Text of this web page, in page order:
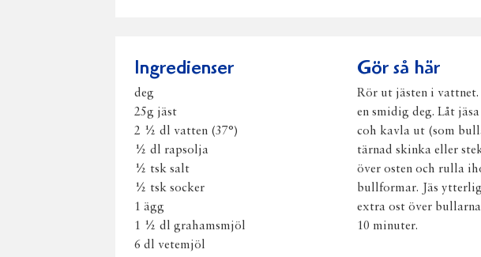
Ingredienser
deg
25g jäst
2 ½ dl vatten (37°)
½ dl rapsolja
½ tsk salt
½ tsk socker
1 ägg
1 ½ dl grahamsmjöl
6 dl vetemjöl
Gör så här
Rör ut jästen i
en smidig deg. Låt
coh kavla ut (som
tärnad skinka eller
över osten och rulla
bullformar. Jäs
extra ost över
10 minuter.